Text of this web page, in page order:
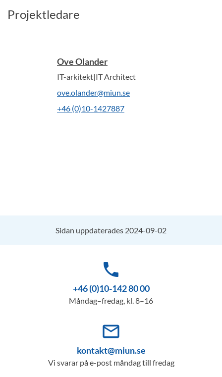
Projektledare
Ove Olander
IT-arkitekt|IT Architect
ove.olander@miun.se
+46 (0)10-1427887
Sidan uppdaterades 2024-09-02
phone
+46 (0)10-142 80 00
Måndag–fredag, kl. 8–16
mail_outline
kontakt@miun.se
Vi svarar på e-post måndag till fredag